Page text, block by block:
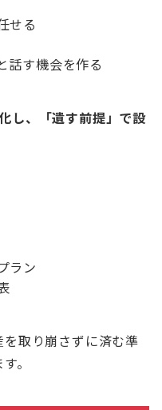
せる
話す機会を作る
し、「遺す前提」で設
ラン
取り崩さずに済む準
。